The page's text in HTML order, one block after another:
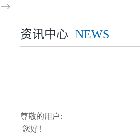
-->
资讯中心 NEWS
尊敬的用户:
您好！